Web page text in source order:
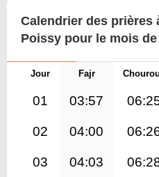
Calendrier des prières
Poissy pour le mois de
Jour Fajr
01 03:57
02 04:00
03 04:03